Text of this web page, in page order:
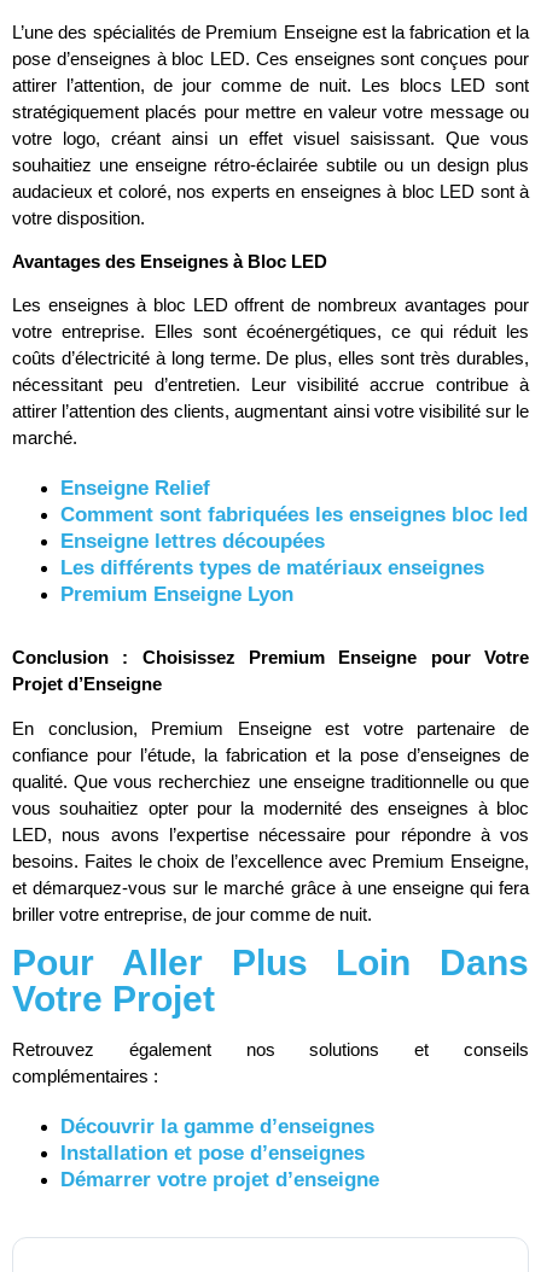
L’une des spécialités de Premium Enseigne est la fabrication et la
pose d’enseignes à bloc LED. Ces enseignes sont conçues pour
attirer l’attention, de jour comme de nuit. Les blocs LED sont
stratégiquement placés pour mettre en valeur votre message ou
votre logo, créant ainsi un effet visuel saisissant. Que vous
souhaitiez une enseigne rétro-éclairée subtile ou un design plus
audacieux et coloré, nos experts en enseignes à bloc LED sont à
votre disposition.
Avantages des Enseignes à Bloc LED
Les enseignes à bloc LED offrent de nombreux avantages pour
votre entreprise. Elles sont écoénergétiques, ce qui réduit les
coûts d’électricité à long terme. De plus, elles sont très durables,
nécessitant peu d’entretien. Leur visibilité accrue contribue à
attirer l’attention des clients, augmentant ainsi votre visibilité sur le
marché.
Enseigne Relief
Comment sont fabriquées les enseignes bloc led
Enseigne lettres découpées
Les différents types de matériaux enseignes
Premium Enseigne Lyon
Conclusion : Choisissez Premium Enseigne pour Votre
Projet d’Enseigne
En conclusion, Premium Enseigne est votre partenaire de
confiance pour l’étude, la fabrication et la pose d’enseignes de
qualité. Que vous recherchiez une enseigne traditionnelle ou que
vous souhaitiez opter pour la modernité des enseignes à bloc
LED, nous avons l’expertise nécessaire pour répondre à vos
besoins. Faites le choix de l’excellence avec Premium Enseigne,
et démarquez-vous sur le marché grâce à une enseigne qui fera
briller votre entreprise, de jour comme de nuit.
Pour Aller Plus Loin Dans
Votre Projet
Retrouvez également nos solutions et conseils
complémentaires :
Découvrir la gamme d’enseignes
Installation et pose d’enseignes
Démarrer votre projet d’enseigne